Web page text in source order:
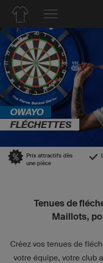
OWAYO
FLÉCHETTES
Prix attractifs dès
une pièce
Tenues de
Maillots,
Créez vos tenues de
votre équipe, votre club